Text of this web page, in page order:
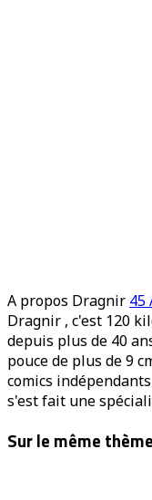
A propos Dragnir 45
Dragnir , c'est 120
depuis plus de 40
pouce de plus de 9
comics
s'est fait une
web
Sur le même thème